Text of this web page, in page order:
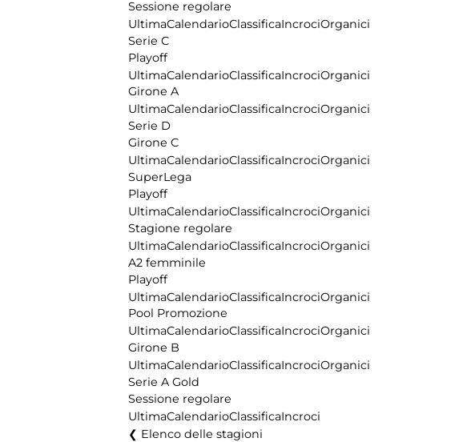
Sessione regolare
UltimaCalendarioClassificaIncrociOrganici
Serie C
Playoff
UltimaCalendarioClassificaIncrociOrganici
Girone A
UltimaCalendarioClassificaIncrociOrganici
Serie D
Girone C
UltimaCalendarioClassificaIncrociOrganici
SuperLega
Playoff
UltimaCalendarioClassificaIncrociOrganici
Stagione regolare
UltimaCalendarioClassificaIncrociOrganici
A2 femminile
Playoff
UltimaCalendarioClassificaIncrociOrganici
Pool Promozione
UltimaCalendarioClassificaIncrociOrganici
Girone B
UltimaCalendarioClassificaIncrociOrganici
Serie A Gold
Sessione regolare
UltimaCalendarioClassificaIncroci
Elenco delle stagioni